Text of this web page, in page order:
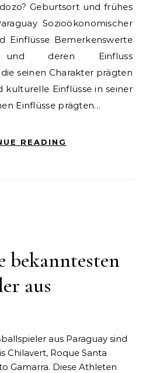
Geburtsort und frühes
Sozioökonomischer
Einflüsse Bemerkenswerte
und deren Einfluss
seinen Charakter prägten
kulturelle Einflüsse in seiner
Einflüsse prägten…
READING
bekanntesten
aus
aus Paraguay sind
Chilavert, Roque Santa
Gamarra. Diese Athleten